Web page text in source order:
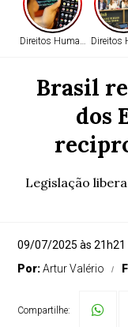
Direitos HumanosDireitos
Brasil
dos
Legislação
09/07/2025 às 21h21
Por:Artur Valério
Compartilhe: